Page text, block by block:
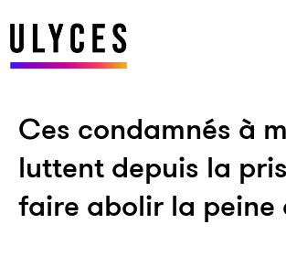
Ces condamnés à
luttent depuis la
faire abolir la peine